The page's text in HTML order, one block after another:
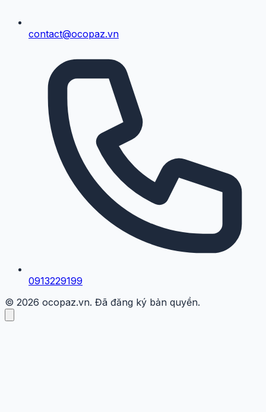
contact@ocopaz.vn
0913229199
© 2026 ocopaz.vn. Đã đăng ký bản quyền.